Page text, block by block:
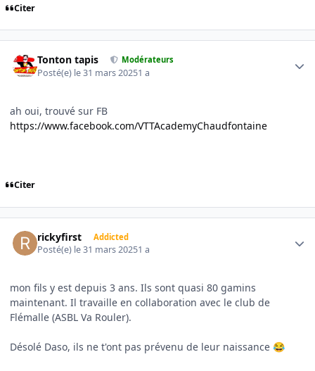
Citer
Tonton tapis Modérateurs
Posté(e) le 31 mars 20251 a
ah oui, trouvé sur FB
https://www.facebook.com/VTTAcademyChaudfontaine
Citer
rickyfirst Addicted
Posté(e) le 31 mars 20251 a
mon fils y est depuis 3 ans. Ils sont quasi 80 gamins
maintenant. Il travaille en collaboration avec le club de
Flémalle (ASBL Va Rouler).
Désolé Daso, ils ne t'ont pas prévenu de leur naissance 😂